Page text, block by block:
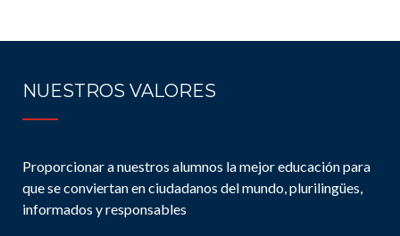
NUESTROS VALORES
Proporcionar a nuestros alumnos la mejor educación para
que se conviertan en ciudadanos del mundo, plurilingües,
informados y responsables